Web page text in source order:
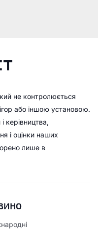
не контролюється
або іншою установою.
керівництва,
і оцінки наших
лише в